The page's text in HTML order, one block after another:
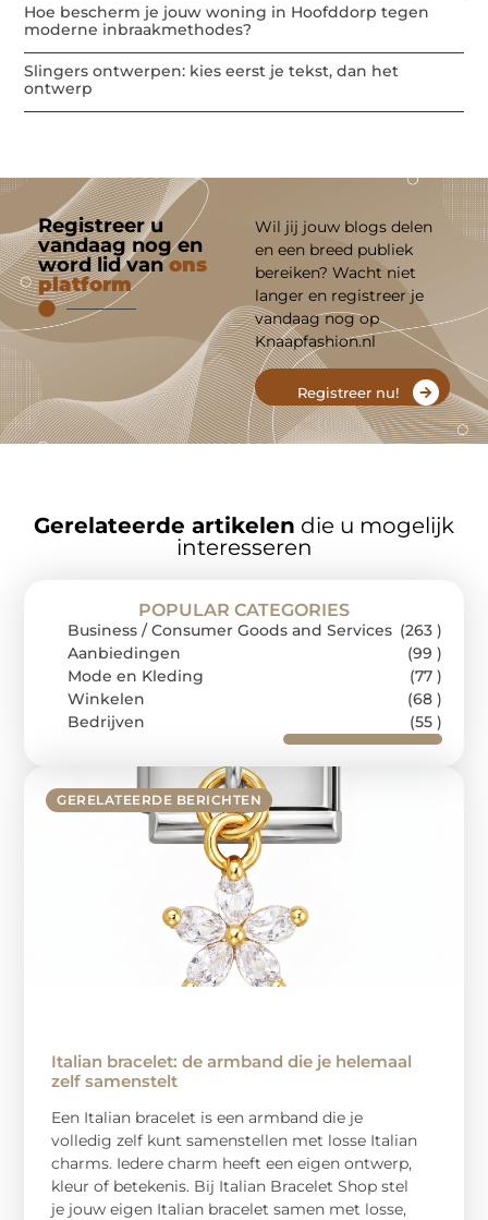
Hoe bescherm je jouw woning in Hoofddorp tegen
moderne inbraakmethodes?
Slingers ontwerpen: kies eerst je tekst, dan het
ontwerp
Registreer u
vandaag nog en
word lid vanons
platform
Wil jij jouw blogs delen
en een breed publiek
bereiken? Wacht niet
langer en registreer je
vandaag nog op
Knaapfashion.nl
Registreer nu!
Gerelateerde artikelen die u mogelijk
interesseren
GERELATEERDE BERICHTEN
Italian bracelet: de armband die je helemaal
zelf samenstelt
Een Italian bracelet is een armband die je
volledig zelf kunt samenstellen met losse Italian
charms. Iedere charm heeft een eigen ontwerp,
kleur of betekenis. Bij Italian Bracelet Shop stel
je jouw eigen Italian bracelet samen met losse,
POPULAR CATEGORIES
Business / Consumer Goods and Services (263 )
Aanbiedingen
(99 )
Mode en Kleding
(77 )
Winkelen
(68 )
Bedrijven
(55 )